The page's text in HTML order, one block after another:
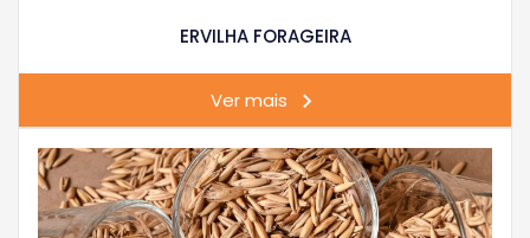
ERVILHA FORAGEIRA
Ver mais